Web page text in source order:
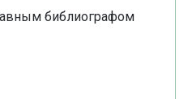
библиографом